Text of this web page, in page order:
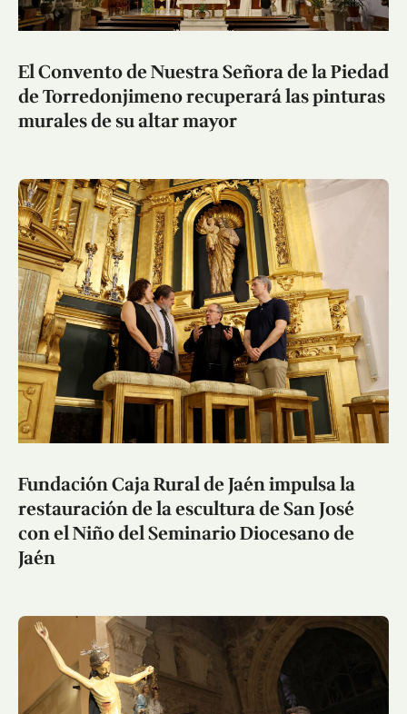
El Convento de Nuestra Señora de la Piedad
de Torredonjimeno recuperará las pinturas
murales de su altar mayor
Fundación Caja Rural de Jaén impulsa la
restauración de la escultura de San José
con el Niño del Seminario Diocesano de
Jaén